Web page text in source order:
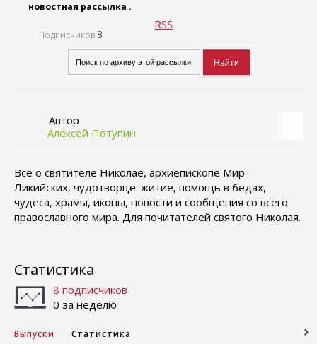
новостная рассылка .
Подписчиков8
RSS
Автор
Алексей Потупин
Всё о святителе Николае, архиепископе Мир
Ликийских, чудотворце: житие, помощь в бедах,
чудеса, храмы, иконы, новости и сообщения со всего
православного мира. Для почитателей святого Николая.
Статистика
8 подписчиков
0 за неделю
Выпуски Статистика